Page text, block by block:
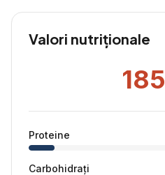
Valori nutriționale
185
Proteine
Carbohidrați